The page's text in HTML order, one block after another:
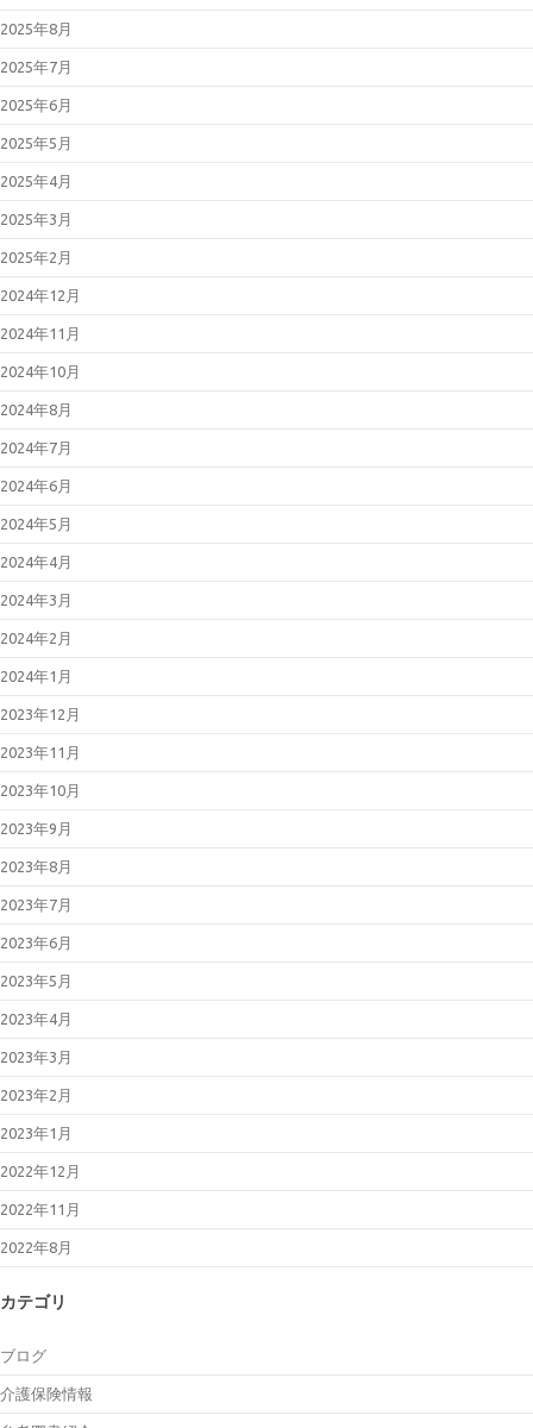
2025年8月
2025年7月
2025年6月
2025年5月
2025年4月
2025年3月
2025年2月
2024年12月
2024年11月
2024年10月
2024年8月
2024年7月
2024年6月
2024年5月
2024年4月
2024年3月
2024年2月
2024年1月
2023年12月
2023年11月
2023年10月
2023年9月
2023年8月
2023年7月
2023年6月
2023年5月
2023年4月
2023年3月
2023年2月
2023年1月
2022年12月
2022年11月
2022年8月
カテゴリ
ブログ
介護保険情報